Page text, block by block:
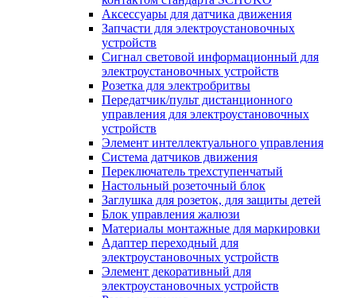
Аксессуары для датчика движения
Запчасти для электроустановочных
устройств
Сигнал световой информационный для
электроустановочных устройств
Розетка для электробритвы
Передатчик/пульт дистанционного
управления для электроустановочных
устройств
Элемент интеллектуального управления
Система датчиков движения
Переключатель трехступенчатый
Настольный розеточный блок
Заглушка для розеток, для защиты детей
Блок управления жалюзи
Материалы монтажные для маркировки
Адаптер переходный для
электроустановочных устройств
Элемент декоративный для
электроустановочных устройств